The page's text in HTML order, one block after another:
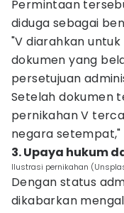
Permintaan
diduga sebagai
"V diarahkan
dokumen yang
persetujuan
Setelah dokumen
pernikahan V
negara
3. Upaya hukum
Ilustrasi pernikahan
Dengan status
dikabarkan